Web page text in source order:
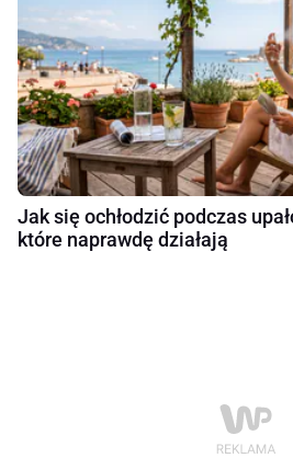
Jak się ochłodzić podczas
które naprawdę działają